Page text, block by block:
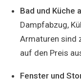
Bad und Küche
Dampfabzug,
Armaturen sind
auf den Preis
Fenster und